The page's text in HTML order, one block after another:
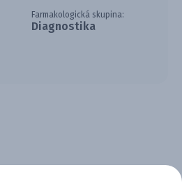
Farmakologická skupina:
Diagnostika